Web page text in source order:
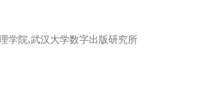
学院,武汉大学数字出版研究所